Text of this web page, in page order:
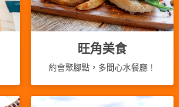
旺角美食
約會聚腳點，多間心水餐廳！